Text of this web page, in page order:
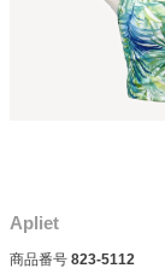
Apliet
商品番号 823-5112